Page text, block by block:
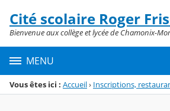
Menu de la rubrique
Contenu
Cité scolaire Roger
Bienvenue aux collège et lycée de Chamonix-
MENU
Vous êtes ici : Accueil› Inscriptions,